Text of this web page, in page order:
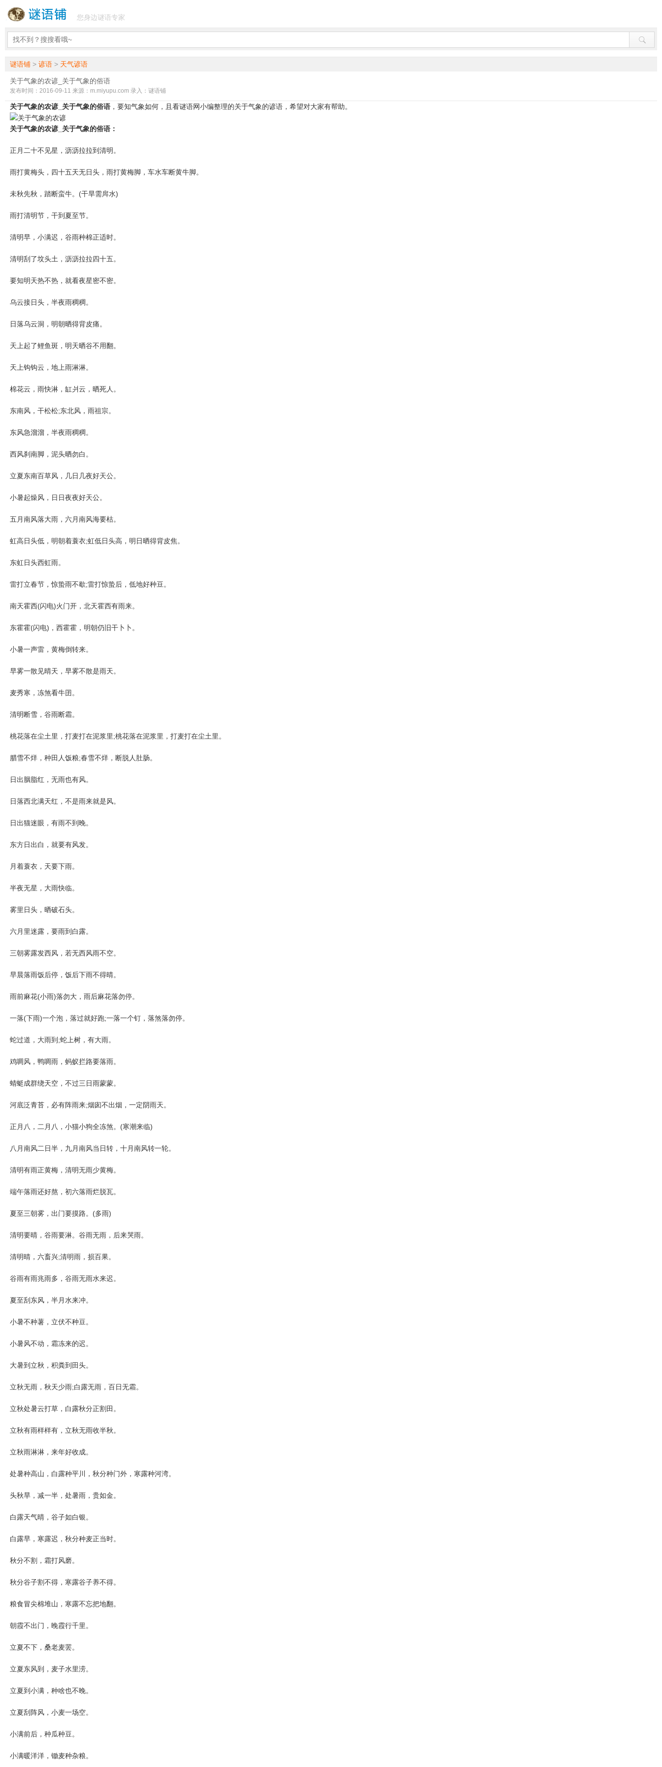
您身边谜语专家
谜语铺 > 谚语 > 天气谚语
关于气象的农谚_关于气象的俗语
发布时间：2016-09-11 来源：m.miyupu.com 录入：谜语铺
关于气象的农谚_关于气象的俗语 ，要知气象如何，且看谜语网小编整理的关于气象的谚语，希望对大家有帮助。
关于气象的农谚_关于气象的俗语：
正月二十不见星，沥沥拉拉到清明。
雨打黄梅头，四十五天无日头，雨打黄梅脚，车水车断黄牛脚。
未秋先秋，踏断蛮牛。(干旱需戽水)
雨打清明节，干到夏至节。
清明早，小满迟，谷雨种棉正适时。
清明刮了坟头土，沥沥拉拉四十五。
要知明天热不热，就看夜星密不密。
乌云接日头，半夜雨稠稠。
日落乌云洞，明朝晒得背皮痛。
天上起了鲤鱼斑，明天晒谷不用翻。
天上钩钩云，地上雨淋淋。
棉花云，雨快淋，缸爿云，晒死人。
东南风，干松松;东北风，雨祖宗。
东风急溜溜，半夜雨稠稠。
西风刹南脚，泥头晒勿白。
立夏东南百草风，几日几夜好天公。
小暑起燥风，日日夜夜好天公。
五月南风落大雨，六月南风海要枯。
虹高日头低，明朝着蓑衣;虹低日头高，明日晒得背皮焦。
东虹日头西虹雨。
雷打立春节，惊蛰雨不歇;雷打惊蛰后，低地好种豆。
南天霍西(闪电)火门开，北天霍西有雨来。
东霍霍(闪电)，西霍霍，明朝仍旧干卜卜。
小暑一声雷，黄梅倒转来。
早雾一散见晴天，早雾不散是雨天。
麦秀寒，冻煞看牛囝。
清明断雪，谷雨断霜。
桃花落在尘土里，打麦打在泥浆里;桃花落在泥浆里，打麦打在尘土里。
腊雪不烊，种田人饭粮;春雪不烊，断脱人肚肠。
日出胭脂红，无雨也有风。
日落西北满天红，不是雨来就是风。
日出猫迷眼，有雨不到晚。
东方日出白，就要有风发。
月着蓑衣，天要下雨。
半夜无星，大雨快临。
雾里日头，晒破石头。
六月里迷露，要雨到白露。
三朝雾露发西风，若无西风雨不空。
早晨落雨饭后停，饭后下雨不得晴。
雨前麻花(小雨)落勿大，雨后麻花落勿停。
一落(下雨)一个泡，落过就好跑;一落一个钉，落煞落勿停。
蛇过道，大雨到;蛇上树，有大雨。
鸡啁风，鸭啁雨，蚂蚁拦路要落雨。
蜻蜓成群绕天空，不过三日雨蒙蒙。
河底泛青苔，必有阵雨来;烟囱不出烟，一定阴雨天。
正月八，二月八，小猫小狗全冻煞。(寒潮来临)
八月南风二日半，九月南风当日转，十月南风转一轮。
清明有雨正黄梅，清明无雨少黄梅。
端午落雨还好熬，初六落雨烂脱瓦。
夏至三朝雾，出门要摸路。(多雨)
清明要晴，谷雨要淋。谷雨无雨，后来哭雨。
清明晴，六畜兴;清明雨，损百果。
谷雨有雨兆雨多，谷雨无雨水来迟。
夏至刮东风，半月水来冲。
小暑不种薯，立伏不种豆。
小暑风不动，霜冻来的迟。
大暑到立秋，积粪到田头。
立秋无雨，秋天少雨;白露无雨，百日无霜。
立秋处暑云打草，白露秋分正割田。
立秋有雨样样有，立秋无雨收半秋。
立秋雨淋淋，来年好收成。
处暑种高山，白露种平川，秋分种门外，寒露种河湾。
头秋旱，减一半，处暑雨，贵如金。
白露天气晴，谷子如白银。
白露早，寒露迟，秋分种麦正当时。
秋分不割，霜打风磨。
秋分谷子割不得，寒露谷子养不得。
粮食冒尖棉堆山，寒露不忘把地翻。
朝霞不出门，晚霞行千里。
立夏不下，桑老麦罢。
立夏东风到，麦子水里涝。
立夏到小满，种啥也不晚。
立夏刮阵风，小麦一场空。
小满前后，种瓜种豆。
小满暖洋洋，锄麦种杂粮。